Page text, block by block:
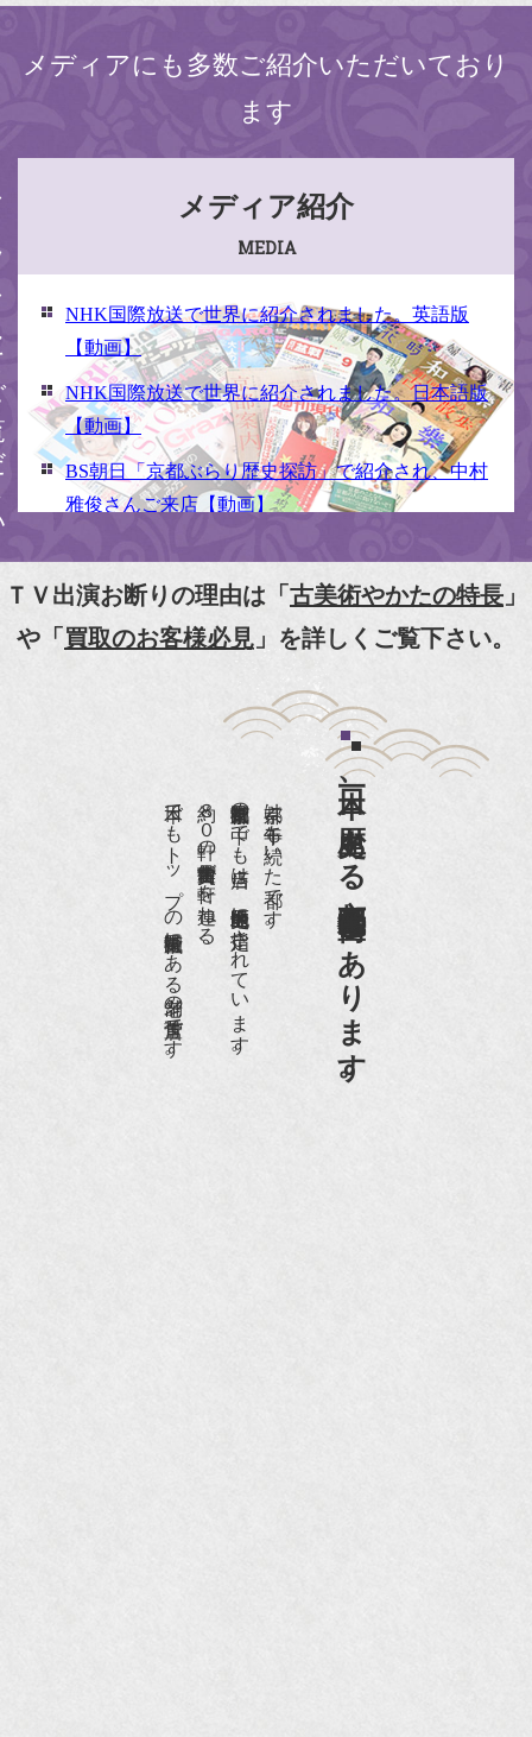
メディアにも多数ご紹介いただいており
ます
い メディア紹介
MEDIA
NHK国際放送で世界に紹介されました。英語版
【動画】
NHK国際放送で世界に紹介されました。日本語版
【動画】
BS朝日「京都ぶらり歴史探訪」で紹介され、中村
雅俊さんご来店【動画】
【動画】
『京都新聞』とKBS京都で鴨東まちなか美術館を
『和楽』7月号 樋口可南子さんがお店へ！！
『樋口可南子の古寺散歩』（5月17日発行）
NHK「趣味Do楽」とよた真帆さんご来店！【動
NHK『美の壺』（4月24日放送）
『和楽』10月号
『Hanako 京都案内』
『FIGARO japon』12月号
ＴＶ出演お断りの理由は「古美術やかたの特長 」
や「買取のお客様必見 」を詳しくご覧下さい。
日本一、歴史ある
京都祇園骨董街にあります。
京都は千年も続いた都です。
京都祇園骨董街の中でも当店は、歴史的保全地区に指定されています。
約８０軒の古美術骨董商が軒を連ねる、
日本でもトップの祇園骨董街にある老舗の骨董店です。